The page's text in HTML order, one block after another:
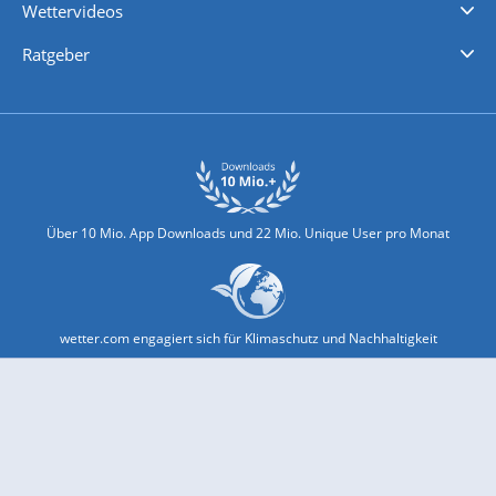
Wettervideos
Ratgeber
Über 10 Mio. App Downloads und 22 Mio. Unique User pro Monat
wetter.com engagiert sich für Klimaschutz und Nachhaltigkeit